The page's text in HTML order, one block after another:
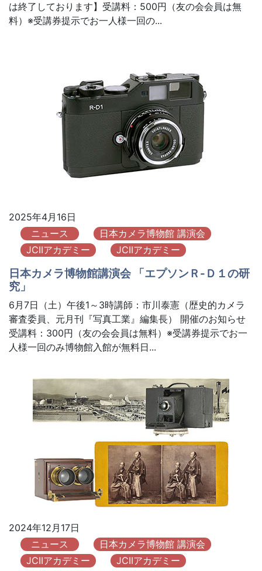
は終了しております】受講料：500円（友の会会員は無
料）※受講券提示でお一人様一回の...
2025年4月16日
ニュース
日本カメラ博物館 講演会
JCIIアカデミー
JCIIアカデミー
日本カメラ博物館講演会 「エプソンＲ-Ｄ１の研
究」
6月7日（土）午後1～3時講師：市川泰憲（歴史的カメラ
審査委員、元月刊『写真工業』編集長） 開催のお知らせ
受講料：300円（友の会会員は無料）※受講券提示でお一
人様一回のみ博物館入館が無料日...
2024年12月17日
ニュース
日本カメラ博物館 講演会
JCIIアカデミー
JCIIアカデミー